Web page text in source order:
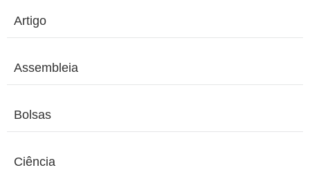
Artigo
Assembleia
Bolsas
Ciência